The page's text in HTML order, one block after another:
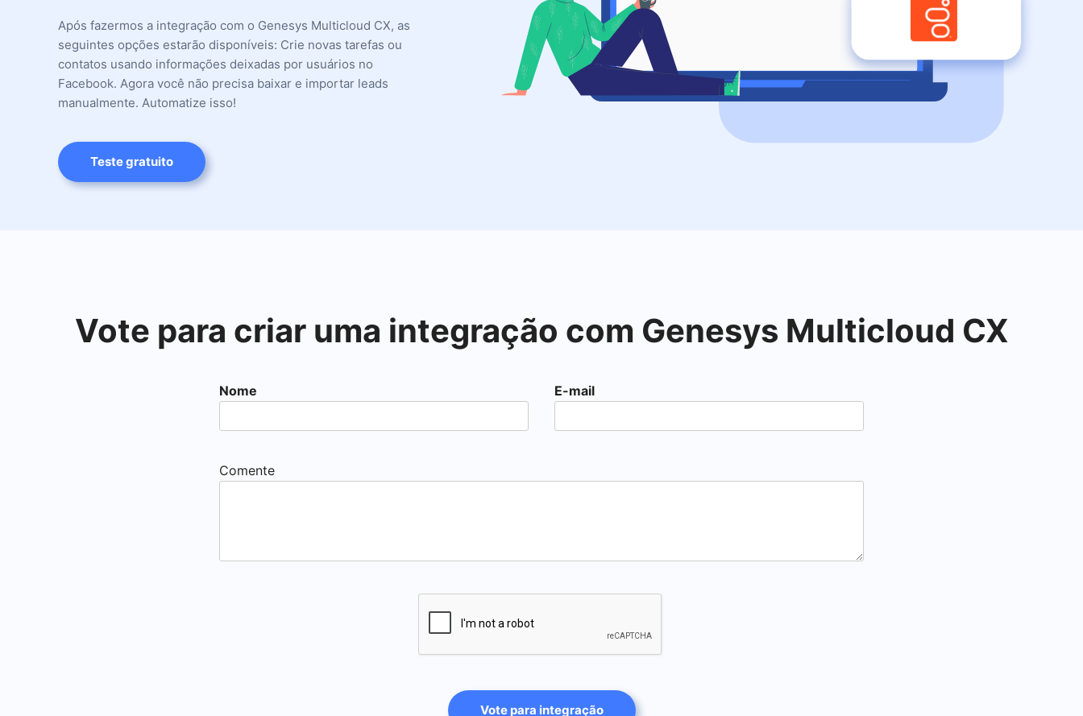
Após fazermos a integração com o Genesys Multicloud CX, as
seguintes opções estarão disponíveis: Crie novas tarefas ou
contatos usando informações deixadas por usuários no
Facebook. Agora você não precisa baixar e importar leads
manualmente. Automatize isso!
Teste gratuito
Vote para criar uma integração com Genesys Multicloud CX
Nome E-mail
Comente
Vote para integração